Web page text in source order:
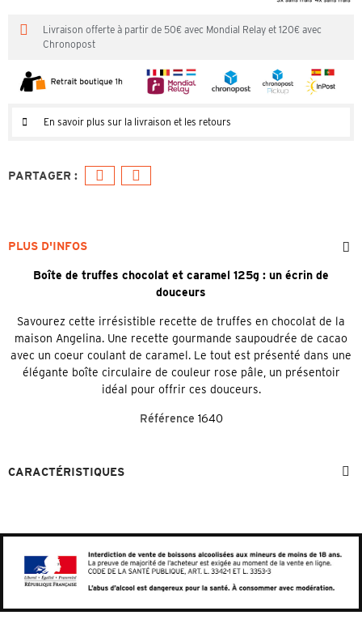
Livraison offerte à partir de 50€ avec Mondial Relay et 120€ avec
Chronopost
En savoir plus sur la livraison et les retours
PLUS D'INFOS
Boîte de truffes chocolat et caramel 125g : un écrin de
douceurs
Savourez cette irrésistible recette de truffes en chocolat de la
maison Angelina. Une recette gourmande saupoudrée de cacao
avec un coeur coulant de caramel. Le tout est présenté dans une
élégante boîte circulaire de couleur rose pâle, un présentoir
idéal pour offrir ces douceurs.
Référence 1640
CARACTÉRISTIQUES